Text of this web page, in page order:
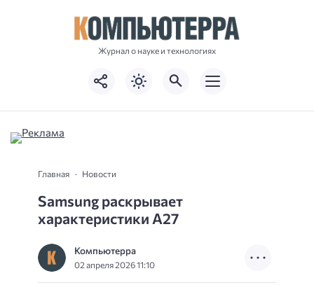
Журнал о науке и технологиях
Главная Новости
Samsung раскрывает
характеристики A27
Компьютерра
02 апреля 2026 11:10